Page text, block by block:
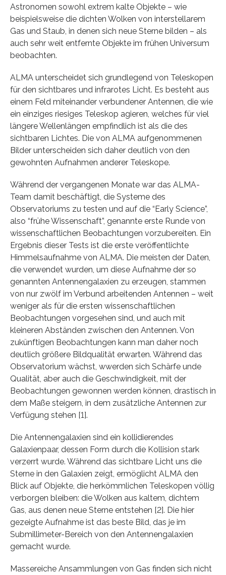
Astronomen sowohl extrem kalte Objekte – wie
beispielsweise die dichten Wolken von interstellarem
Gas und Staub, in denen sich neue Sterne bilden – als
auch sehr weit entfernte Objekte im frühen Universum
beobachten.
ALMA unterscheidet sich grundlegend von Teleskopen
für den sichtbares und infrarotes Licht. Es besteht aus
einem Feld miteinander verbundener Antennen, die wie
ein einziges riesiges Teleskop agieren, welches für viel
längere Wellenlängen empfindlich ist als die des
sichtbaren Lichtes. Die von ALMA aufgenommenen
Bilder unterscheiden sich daher deutlich von den
gewohnten Aufnahmen anderer Teleskope.
Während der vergangenen Monate war das ALMA-
Team damit beschäftigt, die Systeme des
Observatoriums zu testen und auf die “Early Science”,
also “frühe Wissenschaft”, genannte erste Runde von
wissenschaftlichen Beobachtungen vorzubereiten. Ein
Ergebnis dieser Tests ist die erste veröffentlichte
Himmelsaufnahme von ALMA. Die meisten der Daten,
die verwendet wurden, um diese Aufnahme der so
genannten Antennengalaxien zu erzeugen, stammen
von nur zwölf im Verbund arbeitenden Antennen – weit
weniger als für die ersten wissenschaftlichen
Beobachtungen vorgesehen sind, und auch mit
kleineren Abständen zwischen den Antennen. Von
zukünftigen Beobachtungen kann man daher noch
deutlich größere Bildqualität erwarten. Während das
Observatorium wächst, wwerden sich Schärfe unde
Qualität, aber auch die Geschwindigkeit, mit der
Beobachtungen gewonnen werden können, drastisch in
dem Maße steigern, in dem zusätzliche Antennen zur
Verfügung stehen [1].
Die Antennengalaxien sind ein kollidierendes
Galaxienpaar, dessen Form durch die Kollision stark
verzerrt wurde. Während das sichtbare Licht uns die
Sterne in den Galaxien zeigt, ermöglicht ALMA den
Blick auf Objekte, die herkömmlichen Teleskopen völlig
verborgen bleiben: die Wolken aus kaltem, dichtem
Gas, aus denen neue Sterne entstehen [2]. Die hier
gezeigte Aufnahme ist das beste Bild, das je im
Submillimeter-Bereich von den Antennengalaxien
gemacht wurde.
Massereiche Ansammlungen von Gas finden sich nicht